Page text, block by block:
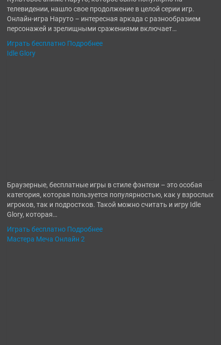
телевидении, нашло свое продолжение в целой серии игр.
Онлайн-игра Наруто – интересная аркада с разнообразием
персонажей и зрелищными сражениями включает…
Играть бесплатно Подробнее
Idle Glory
Браузерные, бесплатные игры в стиле фэнтези – это особая
категория, которая пользуется популярностью, как у взрослых
игроков, так и подростков. Такой можно считать и игру Idle
Glory, которая…
Играть бесплатно Подробнее
Мастера Меча Онлайн 2